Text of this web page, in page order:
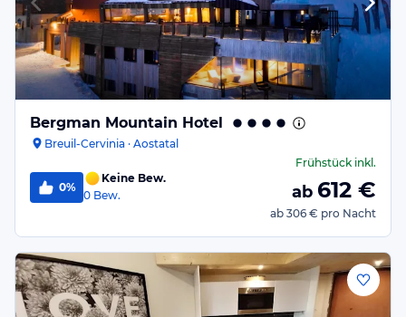
Bergman Mountain Hotel
Breuil-Cervinia · Aostatal
0%
Keine Bew.
0 Bew.
Frühstückinkl.
ab 612 €
ab 306 € pro Nacht